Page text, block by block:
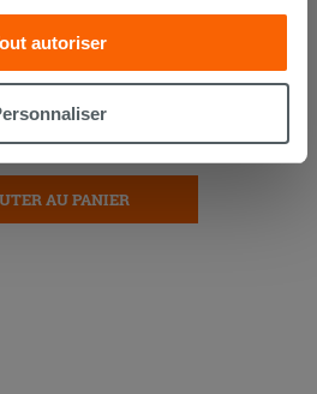
partenaires pourraient
avec d’autres que vous leur
recueillies à partir de votre
Si vous souhaitez en savoir
uns seulement,cliquez iciou
peut être exprimé en
Acceptez tout ». En cliquant sur
autoriser
AU PANIER